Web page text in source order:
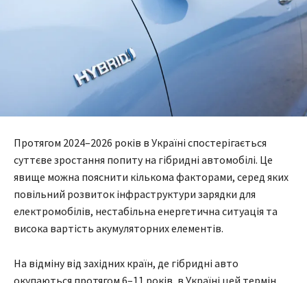
Протягом 2024–2026 років в Україні спостерігається
суттєве зростання попиту на гібридні автомобілі. Це
явище можна пояснити кількома факторами, серед яких
повільний розвиток інфраструктури зарядки для
електромобілів, нестабільна енергетична ситуація та
висока вартість акумуляторних елементів.
На відміну від західних країн, де гібридні авто